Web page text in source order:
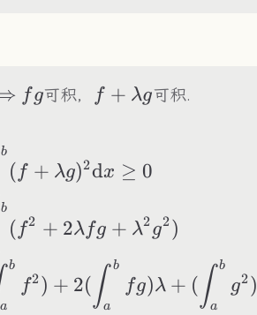
fg
fg可积，
f+\lambda
f + λg可积.
\begin{aligned}
b
( f + λg)2dx ≥ 0
b
( f2 + 2λfg + λ2g2)
a
b
f2) + 2( ∫a
b
fg)λ + ( ∫a
b
g2)